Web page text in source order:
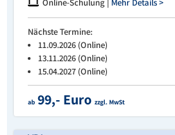
Online-Schulung | Mehr Details >
Nächste Termine:
11.09.2026 (Online)
13.11.2026 (Online)
15.04.2027 (Online)
ab 99,- Euro zzgl. MwSt